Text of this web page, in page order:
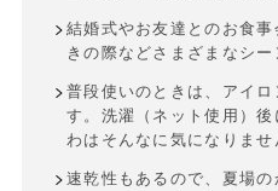
結婚式やお友達とのお食
きの際などさまざまなシー
普段使いのときは、アイ
す。洗濯（ネット使用）
わはそんなに気になりませ
速乾性もあるので、夏場